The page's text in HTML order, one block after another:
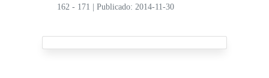
162 - 171
|Publicado: 2014-11-30